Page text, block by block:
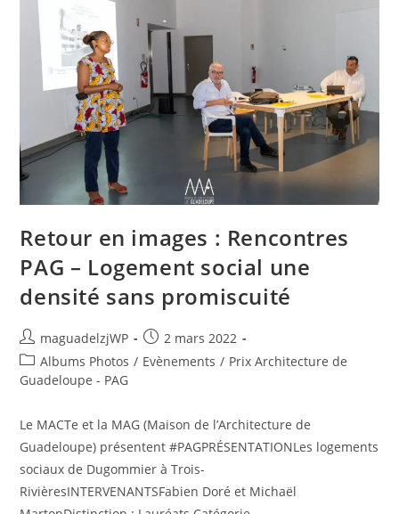
Recup’Art
&
Recycl’Art
Au
Service
De
L’architecture
Retour en images : Rencontres
PAG – Logement social une
densité sans promiscuité
Auteur/autrice
de
la
maguadelzjWP
Publication
publiée :
2 mars 2022
Post
category:
Albums Photos / Evènements / Prix Architecture de
Guadeloupe - PAG
Le MACTe et la MAG (Maison de l’Architecture de
Guadeloupe) présentent #PAGPRÉSENTATIONLes logements
sociaux de Dugommier à Trois-
RivièresINTERVENANTSFabien Doré et Michaël